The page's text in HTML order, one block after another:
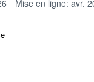
Mise en ligne: avr.